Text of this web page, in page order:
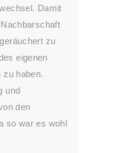
Damit
zu
eigenen
zu haben.
und
den
so war es wohl